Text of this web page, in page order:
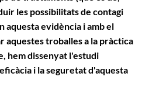
les possibilitats de contagi
aquesta evidència i amb el
aquestes troballes a la pràctica
hem dissenyat l'estudi
i la seguretat d'aquesta